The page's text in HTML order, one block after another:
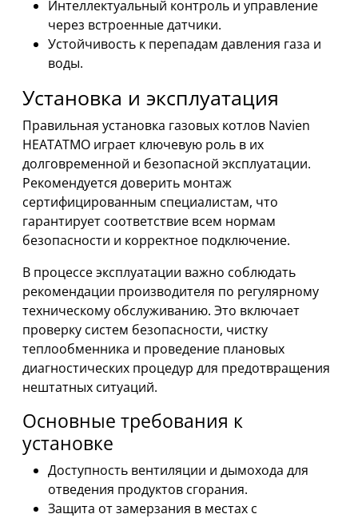
Интеллектуальный контроль и управление
через встроенные датчики.
Устойчивость к перепадам давления газа и
воды.
Установка и эксплуатация
Правильная установка газовых котлов Navien
HEATATMO играет ключевую роль в их
долговременной и безопасной эксплуатации.
Рекомендуется доверить монтаж
сертифицированным специалистам, что
гарантирует соответствие всем нормам
безопасности и корректное подключение.
В процессе эксплуатации важно соблюдать
рекомендации производителя по регулярному
техническому обслуживанию. Это включает
проверку систем безопасности, чистку
теплообменника и проведение плановых
диагностических процедур для предотвращения
нештатных ситуаций.
Основные требования к
установке
Доступность вентиляции и дымохода для
отведения продуктов сгорания.
Защита от замерзания в местах с